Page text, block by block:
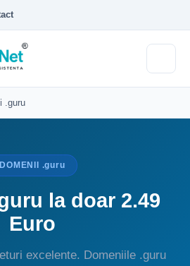
.guru
DOMENII .guru
la doar 2.49
Euro
excelente. Domeniile .guru